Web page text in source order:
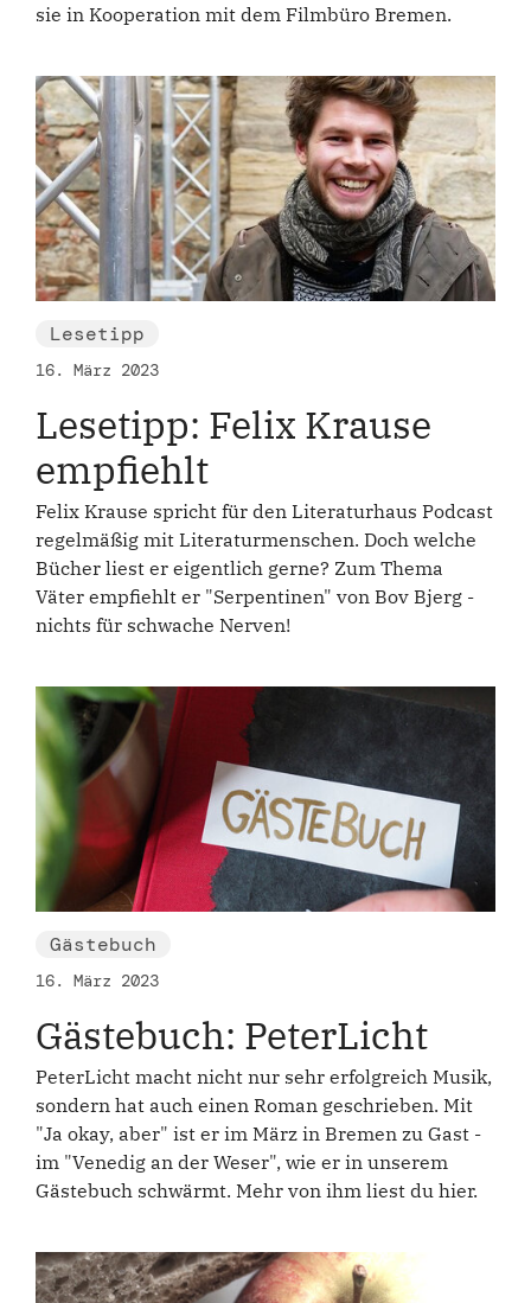
sie in Kooperation mit dem Filmbüro Bremen.
Lesetipp
16. März 2023
Lesetipp: Felix Krause
empfiehlt
Felix Krause spricht für den Literaturhaus Podcast
regelmäßig mit Literaturmenschen. Doch welche
Bücher liest er eigentlich gerne? Zum Thema
Väter empfiehlt er "Serpentinen" von Bov Bjerg -
nichts für schwache Nerven!
Gästebuch
16. März 2023
Gästebuch: PeterLicht
PeterLicht macht nicht nur sehr erfolgreich Musik,
sondern hat auch einen Roman geschrieben. Mit
"Ja okay, aber" ist er im März in Bremen zu Gast -
im "Venedig an der Weser", wie er in unserem
Gästebuch schwärmt. Mehr von ihm liest du hier.